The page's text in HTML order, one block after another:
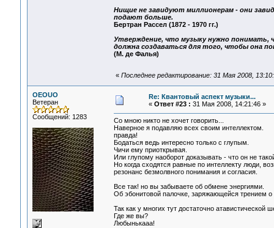
Нищие не завидуют миллионерам - они
подают больше.
Бертран Рассел (1872 - 1970 гг.)
Утверждение, что музыку нужно понимать,
должна создаваться для того, чтобы она
(М. де Фалья)
« Последнее редактирование: 31 Мая 2008,
OEOUO
Ветеран
Сообщений: 1283
Re: Квантовый аспект музыки...
« Ответ #23 : 31 Мая 2008, 14:21:46 »
Со мною никто не хочет говорить...
Наверное я подавляю всех своим интеллектом.
правда!
Бодаться ведь интересно только с глупым.
Чичи ему приоткрывая.
Или глупому наоборот доказывать - что он не
Но когда сходятся равные по интеллекту люди,
резонанс безмолвного понимания и согласия.
Все так! но вы забываете об обмене энергиями.
Об эбонитовой палочке, заряжающейся трением
Так как у многих тут достаточно атавистической
Где же вы?
Любынькааа!